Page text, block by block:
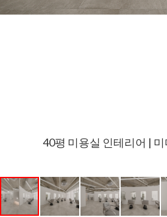
40평 미용실 인테리어 |